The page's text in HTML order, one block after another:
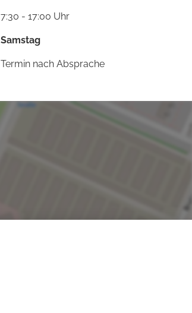
7:30 - 17:00 Uhr
Samstag
Termin nach Absprache